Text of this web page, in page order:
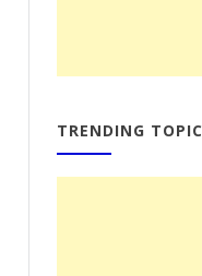
TRENDING TOPIC